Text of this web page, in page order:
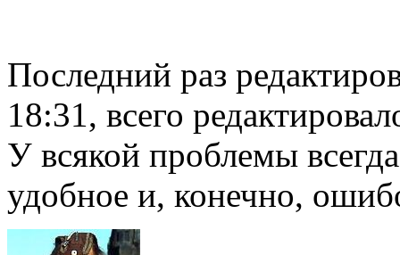
Последний раз
18:31, всего
У всякой проблемы
удобное и, конечно,